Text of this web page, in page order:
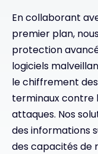
En collaborant
premier plan,
protection
logiciels
le chiffrement
terminaux contre
attaques. Nos
des informations
des capacités de